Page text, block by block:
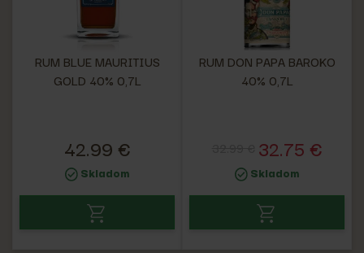
RUM BLUE MAURITIUS
GOLD 40% 0,7L
42.99 €
Skladom
RUM DON PAPA BAROKO
40% 0,7L
32.75 €
Skladom